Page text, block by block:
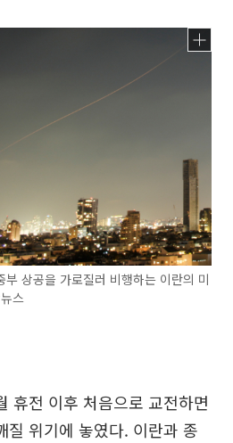
상공을 가로질러 비행하는 이란의 미
스
휴전 이후 처음으로 교전하면
질 위기에 놓였다. 이란과 종